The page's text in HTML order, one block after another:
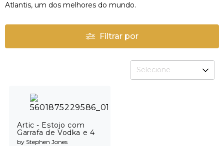
Atlantis, um dos melhores do mundo.
Filtrar por
Selecione
Artic - Estojo com
Garrafa de Vodka e 4
Shots
by Stephen Jones